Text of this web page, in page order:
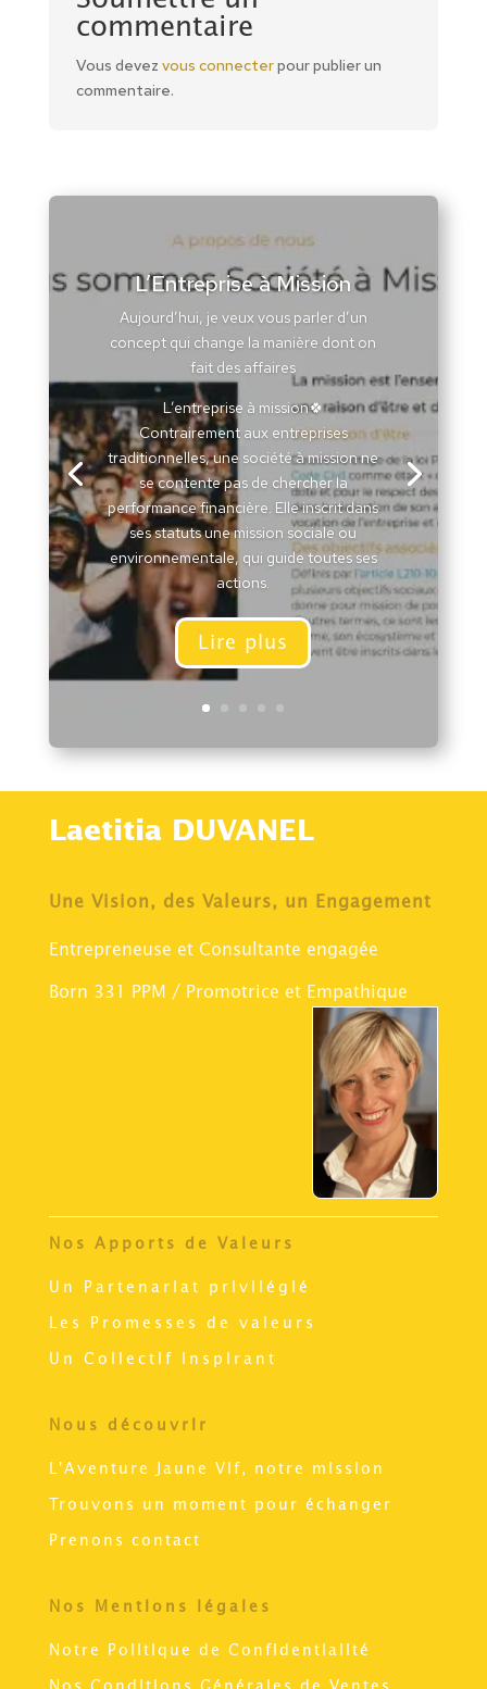
commentaire
Vous devez vous connecterpour publier un
commentaire.
L’Entreprise à Mission
Aujourd’hui, je veux vous parler d’un
concept qui change la manière dont on
fait des affaires
L’entreprise à mission🍀
Contrairement aux entreprises
traditionnelles, une société à mission ne
se contente pas de chercher la
performance financière. Elle inscrit dans
ses statuts une mission sociale ou
environnementale, qui guide toutes ses
actions.
Lire plus
Laetitia DUVANEL
Une Vision, des Valeurs, un Engagement
Entrepreneuse et Consultante engagée
Born 331 PPM / Promotrice et Empathique
Nos Apports de Valeurs
Un Partenariat privilégié
Les Promesses de valeurs
Un Collectif inspirant
Nous découvrir
L'Aventure Jaune Vif, notre mission
Trouvons un moment pour échanger
Prenons contact
Nos Mentions légales
Notre Politique de Confidentialité